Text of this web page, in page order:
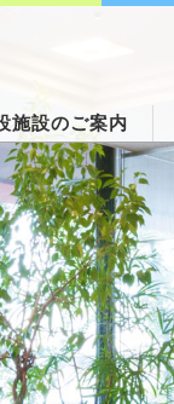
施設のご案内